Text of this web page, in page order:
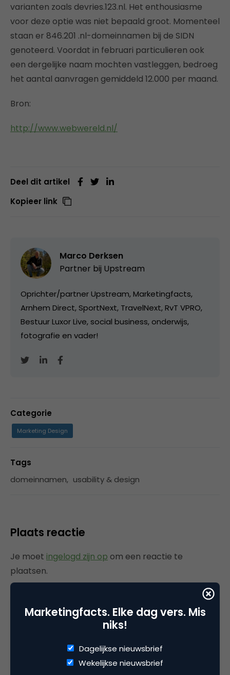
varianten zoals devries.123.nl. Het enthousiasme
voor deze optie was niet bepaald groot. Momenteel
staan er 846.201 .nl-domeinnamen bij de SIDN
genoteerd. Voordat in februari particulieren ook
een dergelijke naam mochten vastleggen, bedroeg
het aantal aanvragen gemiddeld 12.000 per maand.
Bron:
http://www.webwereld.nl/
Deel dit artikel
Kopieer link
Marco Derksen
Partner bij Upstream
Oprichter/partner Upstream, Marketingfacts,
Arnhem Direct, SportNext, TravelNext, RvT VPRO,
Bestuur Luxor Live, social business, onderwijs,
fotografie en vader!
Categorie
Marketing Design
Tags
domeinnamen, usability & design
Plaats reactie
Je moet ingelogd zijn op om een reactie te
plaatsen.
Gerelateerde artikelen
AI-logogeneratoren: dit zijn de
populairste tools voor
Marketingfacts. Elke dag vers. Mis
niks!
Dagelijkse nieuwsbrief
Wekelijkse nieuwsbrief